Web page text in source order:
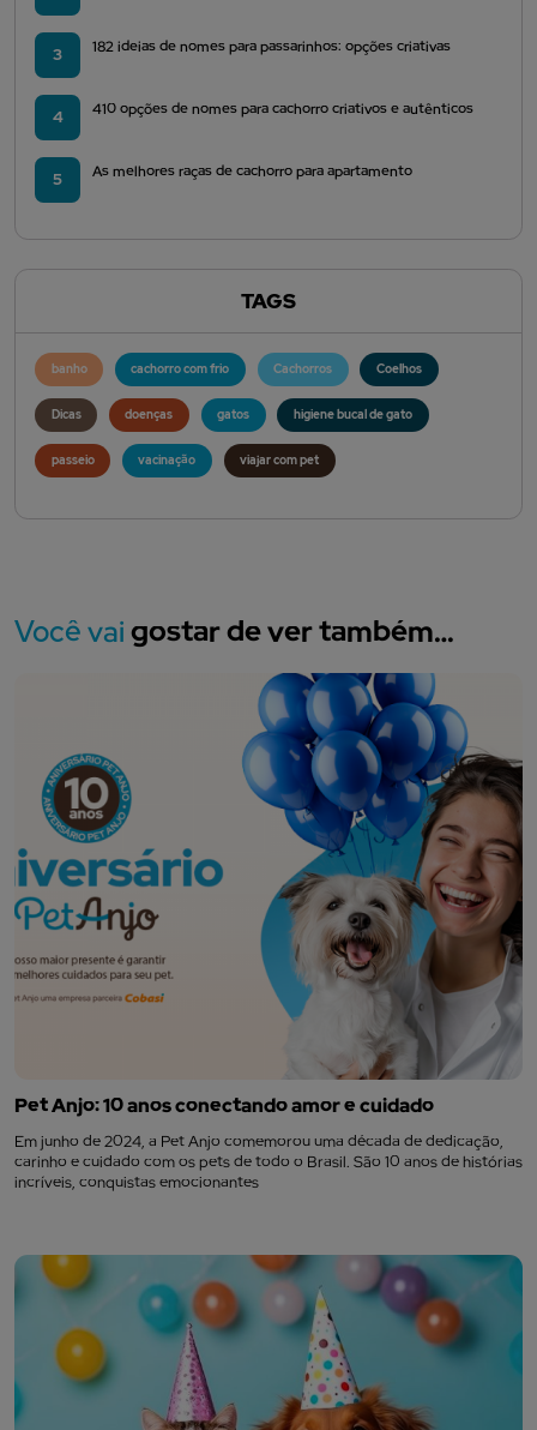
3 182 ideias de nomes para passarinhos: opções criativas
4 410 opções de nomes para cachorro criativos e autênticos
5 As melhores raças de cachorro para apartamento
TAGS
banho cachorro com frio Cachorros Coelhos
Dicas doenças gatos higiene bucal de gato
passeio vacinação viajar com pet
Você vaigostar de ver também…
Pet Anjo: 10 anos conectando amor e cuidado
Em junho de 2024, a Pet Anjo comemorou uma década de dedicação,
carinho e cuidado com os pets de todo o Brasil. São 10 anos de histórias
incríveis, conquistas emocionantes